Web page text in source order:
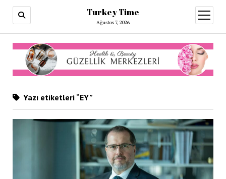
Turkey Time
Ağustos 7, 2026
aç
Yazı etiketleri “EY”